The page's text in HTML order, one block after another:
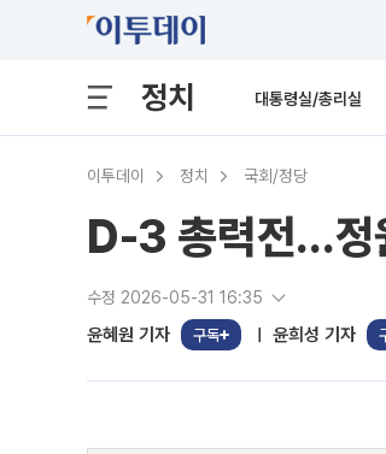
정치 대통령실/총리실
이투데이 정치 국회/정당
D-3 총력전…정
수정 2026-05-31 16:35
윤혜원 기자 구독 윤희성 기자